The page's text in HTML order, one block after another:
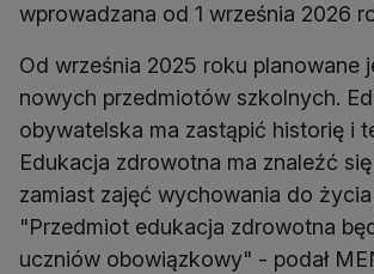
wprowadzana od 1 września 2026
Od września 2025 roku planowane
nowych przedmiotów szkolnych.
obywatelska ma zastąpić historię i
Edukacja zdrowotna ma znaleźć
zamiast zajęć wychowania do
"Przedmiot edukacja zdrowotna
uczniów obowiązkowy" - podał